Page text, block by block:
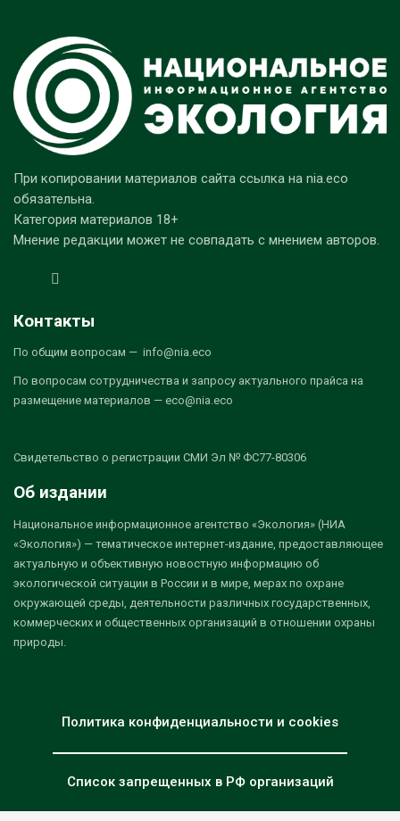
При копировании материалов сайта ссылка на nia.eco
обязательна.
Категория материалов 18+
Мнение редакции может не совпадать с мнением авторов.
Контакты
По общим вопросам — info@nia.eco
По вопросам сотрудничества и запросу актуального прайса на
размещение материалов — eco@nia.eco
Свидетельство о регистрации СМИ Эл № ФС77-80306
Об издании
Национальное информационное агентство «Экология» (НИА
«Экология») — тематическое интернет-издание, предоставляющее
актуальную и объективную новостную информацию об
экологической ситуации в России и в мире, мерах по охране
окружающей среды, деятельности различных государственных,
коммерческих и общественных организаций в отношении охраны
природы.
Политика конфиденциальности и cookies
Список запрещенных в РФ организаций